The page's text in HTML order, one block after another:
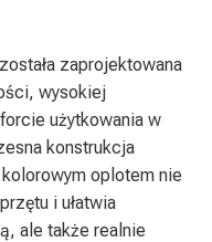
zaprojektowana
wysokiej
użytkowania w
konstrukcja
oplotem nie
i ułatwia
ale także realnie